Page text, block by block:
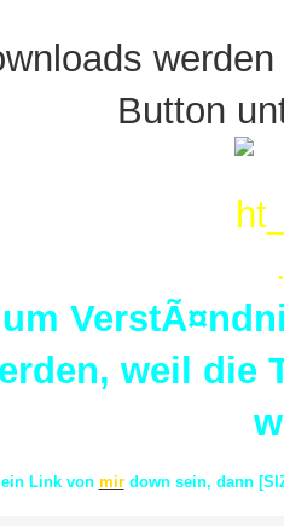
Button
weil
Link von mirdown sein, dann